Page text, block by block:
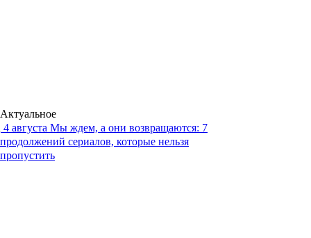
Актуальное
4 августа Мы ждем, а они возвращаются: 7
продолжений сериалов, которые нельзя
пропустить